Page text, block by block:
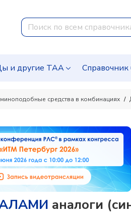
и другие ТАА Справочник
средства в комбинациях
аналоги